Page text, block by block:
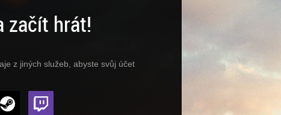
začít hrát!
z jiných služeb, abyste svůj účet